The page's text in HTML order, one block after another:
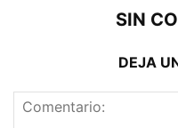
SIN
DEJA